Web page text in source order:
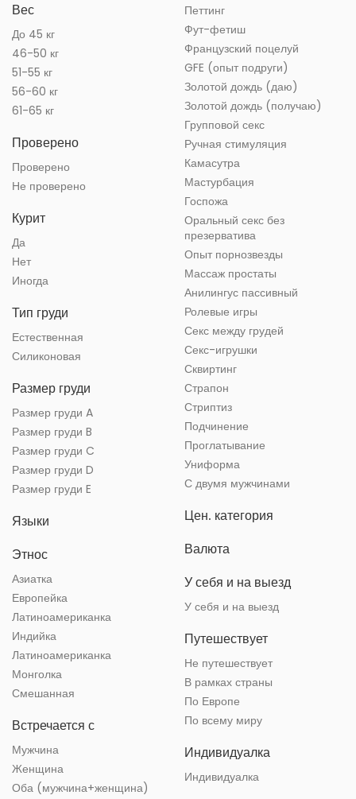
Вес
До 45 кг
46-50 кг
51-55 кг
56-60 кг
61-65 кг
Проверено
Проверено
Не проверено
Курит
Да
Нет
Иногда
Тип груди
Естественная
Силиконовая
Размер груди
Размер груди A
Размер груди B
Размер груди C
Размер груди D
Размер груди E
Языки
Этнос
Азиатка
Европейка
Латиноамериканка
Индийка
Латиноамериканка
Монголка
Смешанная
Встречается с
Мужчина
Женщина
Оба (мужчина+женщина)
Петтинг
Фут-фетиш
Французский поцелуй
GFE (опыт подруги)
Золотой дождь (даю)
Золотой дождь (получаю)
Групповой секс
Ручная стимуляция
Камасутра
Мастурбация
Госпожа
Оральный секс без
презерватива
Опыт порнозвезды
Массаж простаты
Анилингус пассивный
Ролевые игры
Секс между грудей
Секс-игрушки
Сквиртинг
Страпон
Стриптиз
Подчинение
Проглатывание
Униформа
С двумя мужчинами
Цен. категория
Валюта
У себя и на выезд
У себя и на выезд
Путешествует
Не путешествует
В рамках страны
По Европе
По всему миру
Индивидуалка
Индивидуалка